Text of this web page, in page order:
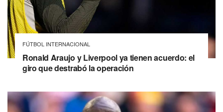
FÚTBOL INTERNACIONAL
Ronald Araujo y Liverpool ya tienen acuerdo: el
giro que destrabó la operación